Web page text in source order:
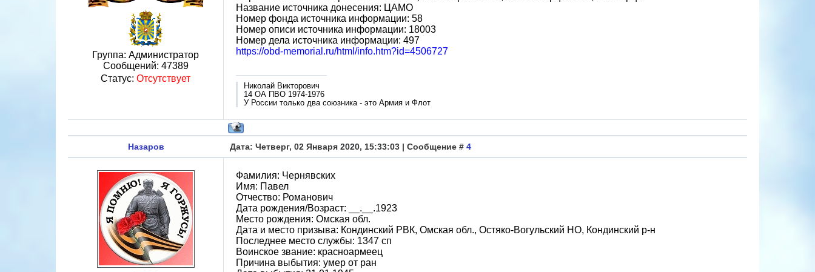
Группа: Администратор
Сообщений: 47389
Статус: Отсутствует
Название источника донесения: ЦАМО
Номер фонда источника информации: 58
Номер описи источника информации: 18003
Номер дела источника информации: 497
https://obd-memorial.ru/html/info.htm?id=4506727
Николай Викторович
14 ОА ПВО 1974-1976
У России только два союзника - это Армия и Флот
Назаров Дата: Четверг, 02 Января 2020, 15:33:03 | Сообщение # 4
Фамилия: Чернявских
Имя: Павел
Отчество: Романович
Дата рождения/Возраст: __.__.1923
Место рождения: Омская обл.
Дата и место призыва: Кондинский РВК, Омская обл., Остяко-Вогульский НО, Кондинский р-н
Последнее место службы: 1347 сп
Воинское звание: красноармеец
Причина выбытия: умер от ран